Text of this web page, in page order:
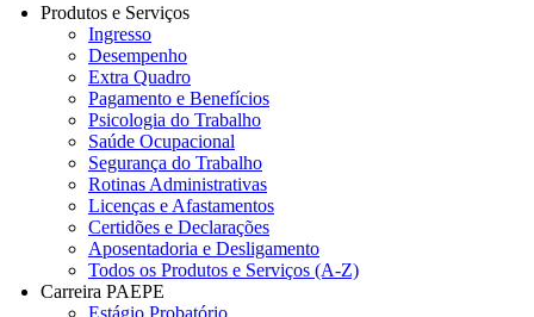
Produtos e Serviços
Ingresso
Desempenho
Extra Quadro
Pagamento e Benefícios
Psicologia do Trabalho
Saúde Ocupacional
Segurança do Trabalho
Rotinas Administrativas
Licenças e Afastamentos
Certidões e Declarações
Aposentadoria e Desligamento
Todos os Produtos e Serviços (A-Z)
Carreira PAEPE
Estágio Probatório